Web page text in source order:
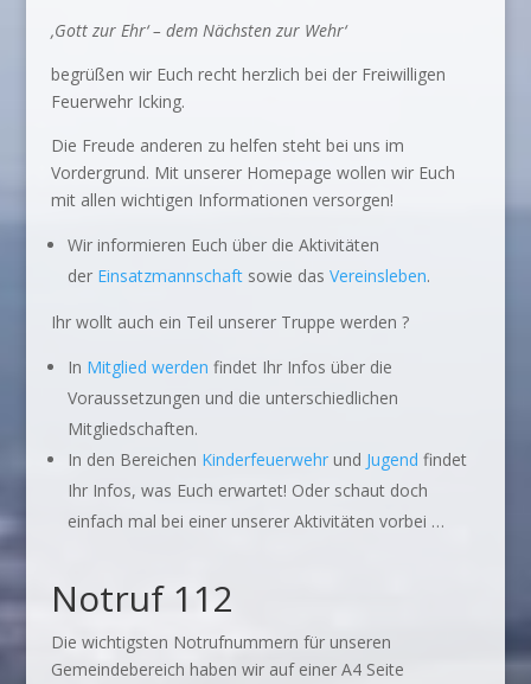
‚Gott zur Ehr‘ – dem Nächsten zur Wehr‘
begrüßen wir Euch recht herzlich bei der Freiwilligen
Feuerwehr Icking.
Die Freude anderen zu helfen steht bei uns im
Vordergrund. Mit unserer Homepage wollen wir Euch
mit allen wichtigen Informationen versorgen!
Wir informieren Euch über die Aktivitäten
der Einsatzmannschaft sowie das Vereinsleben.
Ihr wollt auch ein Teil unserer Truppe werden ?
In Mitglied werden findet Ihr Infos über die
Voraussetzungen und die unterschiedlichen
Mitgliedschaften.
In den Bereichen Kinderfeuerwehrund Jugend findet
Ihr Infos, was Euch erwartet! Oder schaut doch
einfach mal bei einer unserer Aktivitäten vorbei …
Notruf 112
Die wichtigsten Notrufnummern für unseren
Gemeindebereich haben wir auf einer A4 Seite